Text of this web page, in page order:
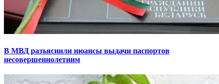
В МВД разъяснили нюансы выдачи паспортов
несовершеннолетним